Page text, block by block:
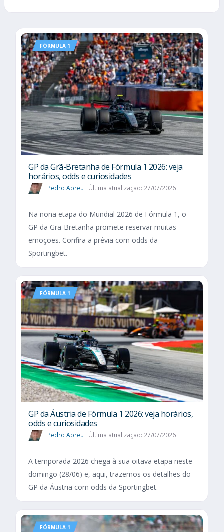
FÓRMULA 1
GP da Grã-Bretanha de Fórmula 1 2026: veja
horários, odds e curiosidades
Pedro Abreu Última atualização: 27/07/2026
Na nona etapa do Mundial 2026 de Fórmula 1, o
GP da Grã-Bretanha promete reservar muitas
emoções. Confira a prévia com odds da
Sportingbet.
FÓRMULA 1
GP da Áustria de Fórmula 1 2026: veja horários,
odds e curiosidades
Pedro Abreu Última atualização: 27/07/2026
A temporada 2026 chega à sua oitava etapa neste
domingo (28/06) e, aqui, trazemos os detalhes do
GP da Áustria com odds da Sportingbet.
FÓRMULA 1